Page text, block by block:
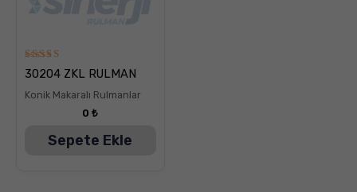
5
üzerinden
oy aldı
30204 ZKL RULMAN
Konik Makaralı Rulmanlar
0₺
Sepete Ekle